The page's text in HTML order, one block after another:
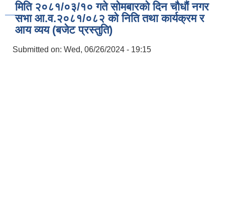
मिति २०८१/०३/१० गते सोमबारको दिन चौधौं नगर
सभा आ.व.२०८१/०८२ को निति तथा कार्यक्रम र
आय व्यय (बजेट प्रस्तुति)
Submitted on: Wed, 06/26/2024 - 19:15